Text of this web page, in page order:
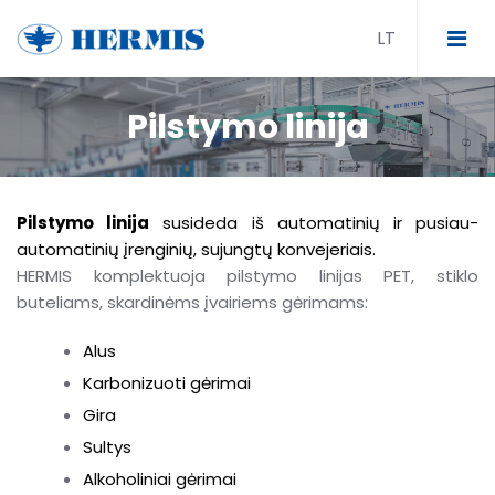
Tunelinis pasterizatorius
Spintinis pasterizatorius
Tunelinis šildytuvas
CIP stotis
Pilstymo linija
Pilstymo linija susideda iš automatinių ir pusiau-
automatinių įrenginių, sujungtų konvejeriais.
HERMIS komplektuoja pilstymo linijas PET, stiklo
buteliams, skardinėms įvairiems gėrimams:
Alus
Karbonizuoti gėrimai
Gira
Sultys
Alkoholiniai gėrimai